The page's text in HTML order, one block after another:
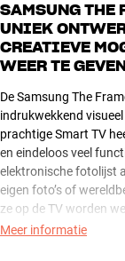
SAMSUNG THE
UNIEK
CREATIEVE
WEER TE
De Samsung The
indrukwekkend
prachtige Smart TV
en eindeloos veel
elektronische fotolijst
eigen foto’s of
ze op de TV worden
Meer informatie